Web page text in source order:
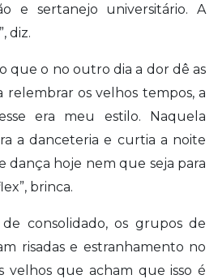
e sertanejo universitário. A
diz.
que o no outro dia a dor dê as
relembrar os velhos tempos, a
era meu estilo. Naquela
a danceteria e curtia a noite
dança hoje nem que seja para
brinca.
consolidado, os grupos de
risadas e estranhamento no
velhos que acham que isso é